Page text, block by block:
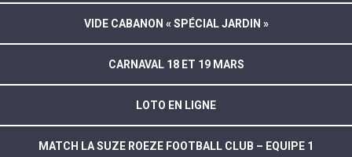
VIDE CABANON « SPÉCIAL JARDIN »
CARNAVAL 18 ET 19 MARS
LOTO EN LIGNE
MATCH LA SUZE ROEZE FOOTBALL CLUB – EQUIPE 1